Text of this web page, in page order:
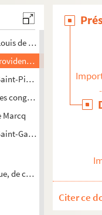
Hubert
Joseph
de Gonzague
à Amiens
Pierre
congréganistes
Marcq
Gabriel
de chant, lyriques etc…
Citer ce